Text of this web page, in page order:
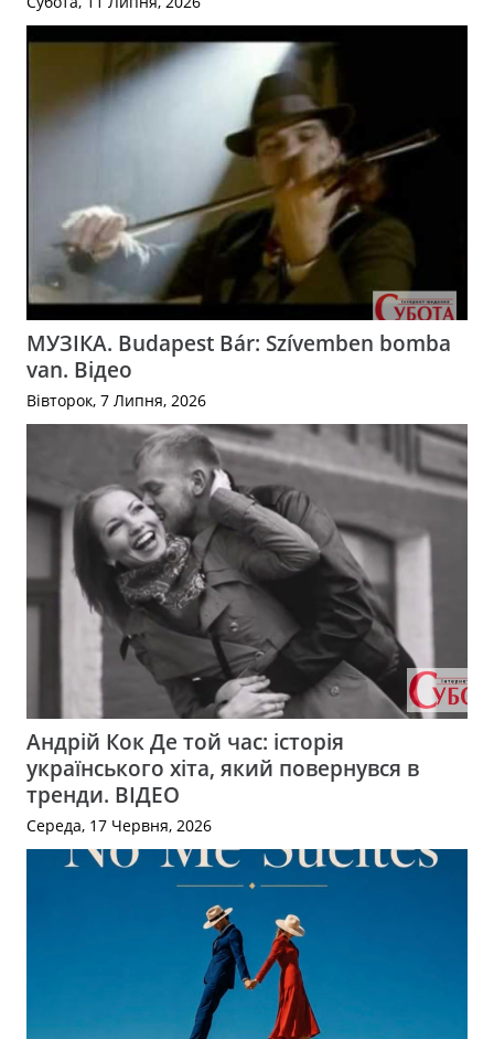
МУЗІКА. Budapest Bár: Szívemben bomba
van. Відео
Вівторок, 7 Липня, 2026
Андрій Кок Де той час: історія
українського хіта, який повернувся в
тренди. ВІДЕО
Середа, 17 Червня, 2026